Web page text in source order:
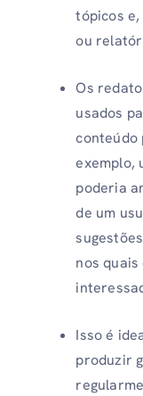
tópicos
ou
Os
usados
conteúdo
exemplo,
poderia
de um
nos
Isso é
produzir